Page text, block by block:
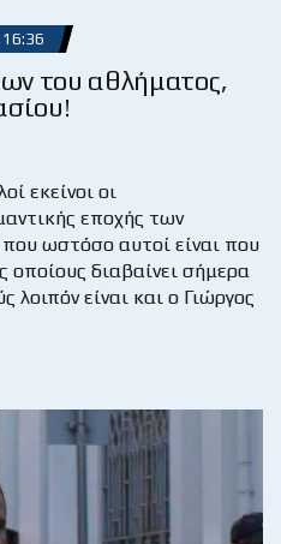
του αθλήματος,
εκείνοι οι
εποχής των
ωστόσο αυτοί είναι που
οποίους διαβαίνει σήμερα
είναι και ο Γιώργος